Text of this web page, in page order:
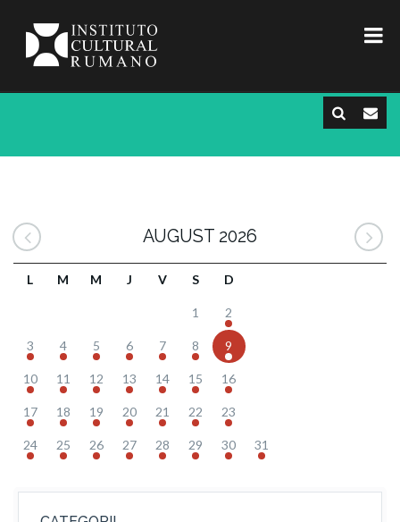
AUGUST 2026
L M M J V S D
1 2
3 4 5 6 7 8 9
10 11 12 13 14 15 16
17 18 19 20 21 22 23
24 25 26 27 28 29 30 31